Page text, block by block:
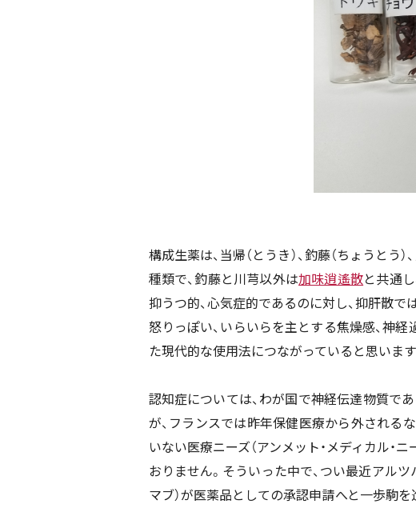
構成生薬は、当帰（とうき）、釣藤（ちょうとう）
種類で、釣藤と川芎以外は加味逍遙散と共通
抑うつ的、心気症的であるのに対し、抑肝散で
怒りっぽい、いらいらを主とする焦燥感、神
た現代的な使用法につながっていると思います
認知症については、わが国で神経伝達物質で
が、フランスでは昨年保健医療から外される
いない医療ニーズ（アンメット・メディカル・
おりません。そういった中で、つい最近アル
マブ）が医薬品としての承認申請へと一歩駒